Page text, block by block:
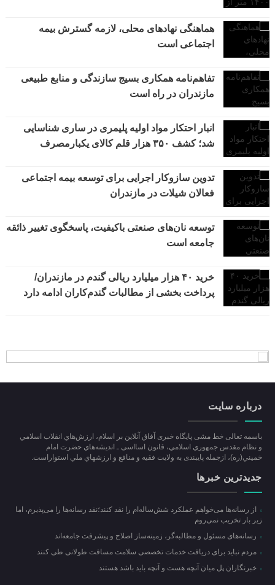
هماهنگی نهادهای محلی، لازمه گسترش بیمه
اجتماعی است
تفاهم‌نامه همکاری بسیج سازندگی و منابع طبیعی
مازندران در راه است
انبار احتکار مواد اولیه پلیمری در ساری شناسایی
شد؛ کشف ۳۵۰ هزار قلم کالای یکبارمصرف
تدوین سازوکار اجرایی برای توسعه بیمه اجتماعی
فعالان شیلات در مازندران
توسعه نان‌های صنعتی باکیفیت، پاسخگوی تغییر ذائقه
جامعه است
خرید ۴۰ هزار میلیارد ریالی گندم در مازندران/
پرداخت بخشی از مطالبات گندم‌کاران ادامه دارد
درباره سایت
باسمه تعالی خط مشی پایگاه خبری آفاق آنلاین بر اسلام، ارزش‌هاي انقلاب اسلامي
و نظام مقدس جمهوري اسلامي، قانون اسااسی ـ انديشه‌هاي حضرت امام
خميني(ره)، ازجمله پایبندی به ولايت فقيه و منافع و ارزشهاي ملي استواراست.
جدیدترین خبرها
از رسانه‌ها می‌خواهم عملکرد شش‌ساله‌ام را نقد کنند؛نقد رسانه‌ها را می‌پذیرم، اما
زیر بار تخریب نمی‌روم
رسانه‌های مسئول و مطالبه‌گر، زمینه‌ساز اصلاح و پیشرفت جامعه‌اند
مردم نباید برای دریافت خدمات تخصصی سلامت مسافت طولانی طی کنند
خبرنگاران پل میان آنچه هست و آنچه باید باشد هستند